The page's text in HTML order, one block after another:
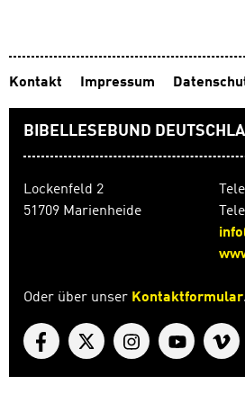
Kontakt Impressum
BIBELLESEBUND
Lockenfeld 2
51709 Marienheide
Oder über unser Kontaktformular.